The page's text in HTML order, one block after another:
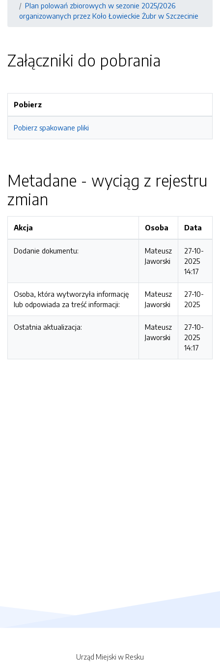
Plan polowań zbiorowych w sezonie 2025/2026
organizowanych przez Koło Łowieckie Żubr w Szczecinie
Załączniki do pobrania
Pobierz
Pobierz spakowane pliki
Metadane - wyciąg z rejestru
zmian
Akcja Osoba Data
Dodanie dokumentu:
Mateusz
Jaworski
27-10-
2025
14:17
Osoba, która wytworzyła informację
lub odpowiada za treść informacji:
Mateusz
Jaworski
27-10-
2025
Ostatnia aktualizacja:
Mateusz
Jaworski
27-10-
2025
14:17
Urząd Miejski w Resku